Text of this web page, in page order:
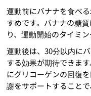
運動前にバナナを食べ
すめです。バナナの糖
り、運動開始のタイミ
運動後は、30分以内に
する効果が期待できま
にグリコーゲンの回復
謝をサポートすること